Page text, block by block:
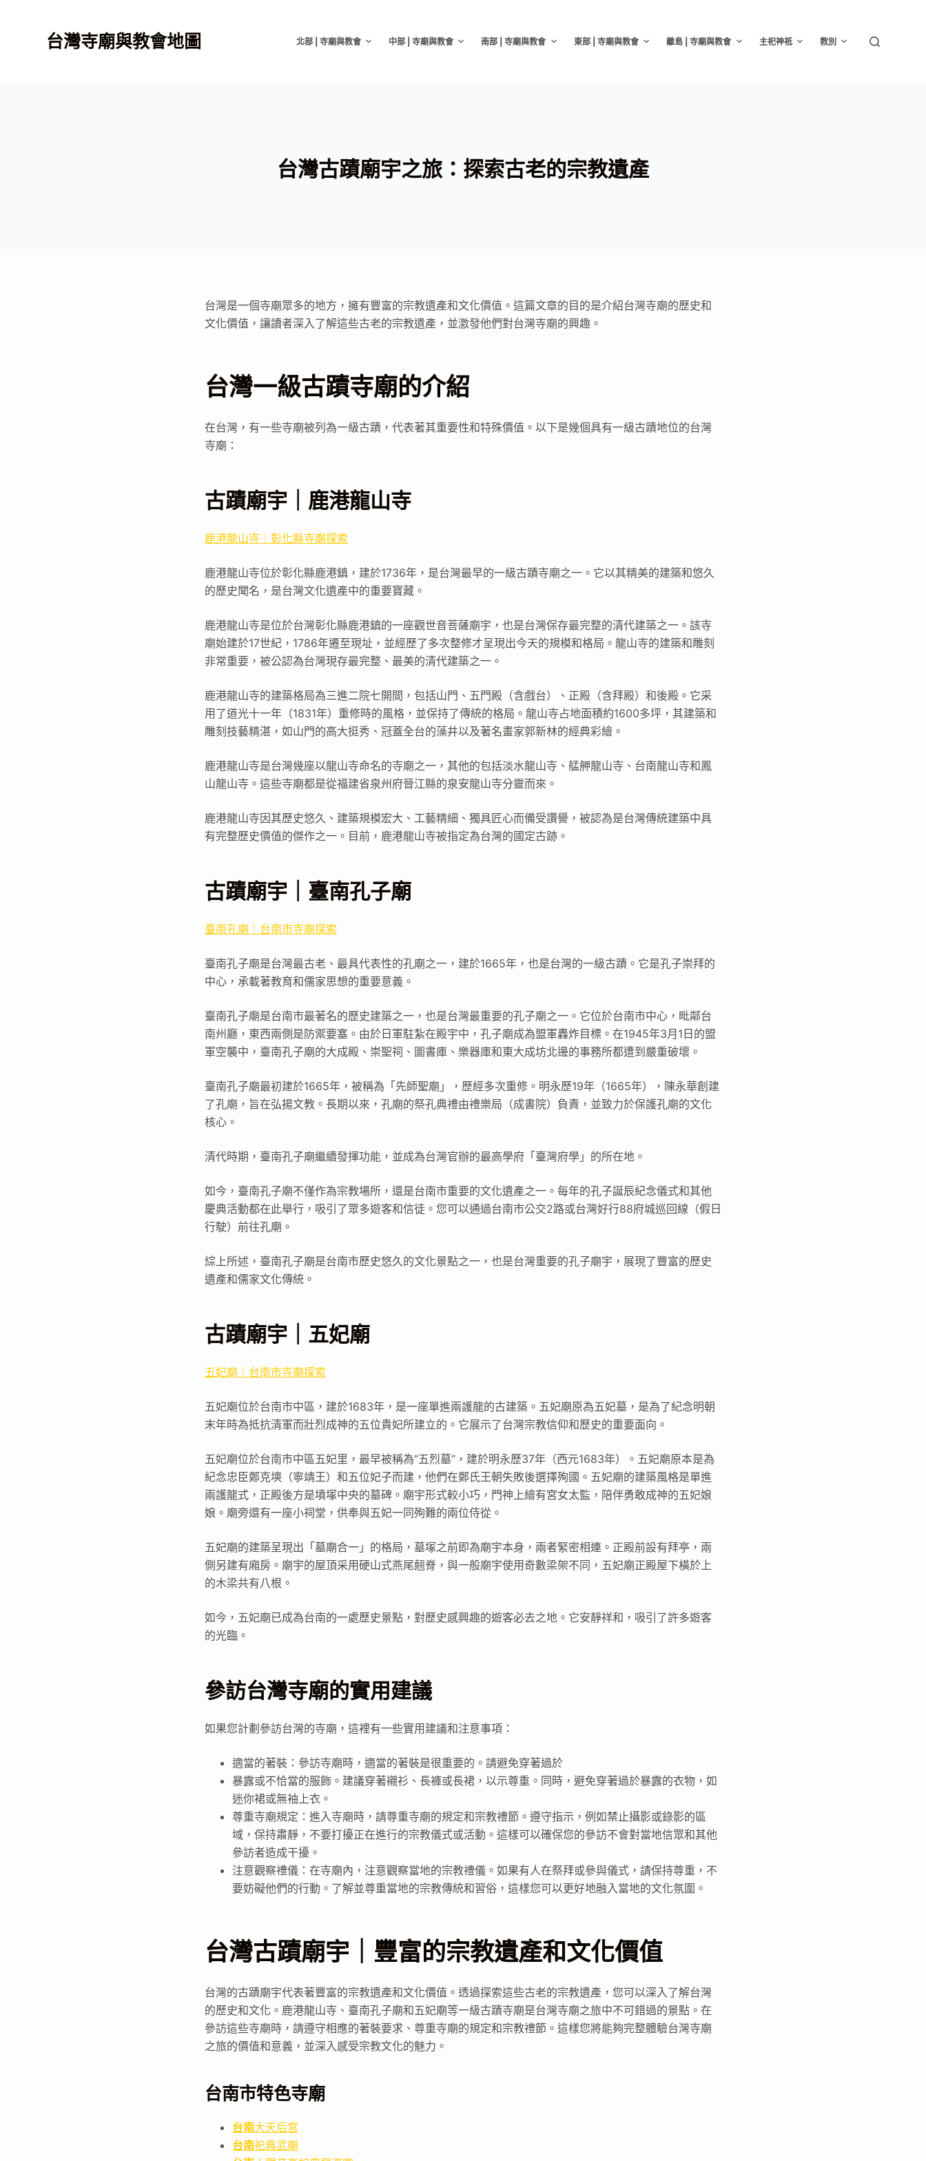
台灣寺廟與教會地圖 北部 | 寺廟與教會 中部 | 寺廟與教會 南部 | 寺廟與教會 東部 | 寺廟與教會 離島 | 寺廟與教會 主祀神祇 教別
台灣古蹟廟宇之旅：探索古老的宗教遺產
台灣是一個寺廟眾多的地方，擁有豐富的宗教遺產和文化價值。這篇文章的目的是介紹台灣寺廟的歷史和
文化價值，讓讀者深入了解這些古老的宗教遺產，並激發他們對台灣寺廟的興趣。
台灣一級古蹟寺廟的介紹
在台灣，有一些寺廟被列為一級古蹟，代表著其重要性和特殊價值。以下是幾個具有一級古蹟地位的台灣
寺廟：
古蹟廟宇｜鹿港龍山寺
鹿港龍山寺｜彰化縣寺廟探索
鹿港龍山寺位於彰化縣鹿港鎮，建於1736年，是台灣最早的一級古蹟寺廟之一。它以其精美的建築和悠久
的歷史聞名，是台灣文化遺產中的重要寶藏。
鹿港龍山寺是位於台灣彰化縣鹿港鎮的一座觀世音菩薩廟宇，也是台灣保存最完整的清代建築之一。該寺
廟始建於17世紀，1786年遷至現址，並經歷了多次整修才呈現出今天的規模和格局。龍山寺的建築和雕刻
非常重要，被公認為台灣現存最完整、最美的清代建築之一。
鹿港龍山寺的建築格局為三進二院七開間，包括山門、五門殿（含戲台）、正殿（含拜殿）和後殿。它采
用了道光十一年（1831年）重修時的風格，並保持了傳統的格局。龍山寺占地面積約1600多坪，其建築和
雕刻技藝精湛，如山門的高大挺秀、冠蓋全台的藻井以及著名畫家郭新林的經典彩繪。
鹿港龍山寺是台灣幾座以龍山寺命名的寺廟之一，其他的包括淡水龍山寺、艋舺龍山寺、台南龍山寺和鳳
山龍山寺。這些寺廟都是從福建省泉州府晉江縣的泉安龍山寺分靈而來。
鹿港龍山寺因其歷史悠久、建築規模宏大、工藝精細、獨具匠心而備受讚譽，被認為是台灣傳統建築中具
有完整歷史價值的傑作之一。目前，鹿港龍山寺被指定為台灣的國定古跡。
古蹟廟宇｜臺南孔子廟
臺南孔廟｜台南市寺廟探索
臺南孔子廟是台灣最古老、最具代表性的孔廟之一，建於1665年，也是台灣的一級古蹟。它是孔子崇拜的
中心，承載著教育和儒家思想的重要意義。
臺南孔子廟是台南市最著名的歷史建築之一，也是台灣最重要的孔子廟之一。它位於台南市中心，毗鄰台
南州廳，東西兩側是防禦要塞。由於日軍駐紮在殿宇中，孔子廟成為盟軍轟炸目標。在1945年3月1日的盟
軍空襲中，臺南孔子廟的大成殿、崇聖祠、圖書庫、樂器庫和東大成坊北邊的事務所都遭到嚴重破壞。
臺南孔子廟最初建於1665年，被稱為「先師聖廟」，歷經多次重修。明永歷19年（1665年），陳永華創建
了孔廟，旨在弘揚文教。長期以來，孔廟的祭孔典禮由禮樂局（成書院）負責，並致力於保護孔廟的文化
核心。
清代時期，臺南孔子廟繼續發揮功能，並成為台灣官辦的最高學府「臺灣府學」的所在地。
如今，臺南孔子廟不僅作為宗教場所，還是台南市重要的文化遺產之一。每年的孔子誕辰紀念儀式和其他
慶典活動都在此舉行，吸引了眾多遊客和信徒。您可以通過台南市公交2路或台灣好行88府城巡回線（假日
行駛）前往孔廟。
綜上所述，臺南孔子廟是台南市歷史悠久的文化景點之一，也是台灣重要的孔子廟宇，展現了豐富的歷史
遺產和儒家文化傳統。
古蹟廟宇｜五妃廟
五妃廟｜台南市寺廟探索
五妃廟位於台南市中區，建於1683年，是一座單進兩護龍的古建築。五妃廟原為五妃墓，是為了紀念明朝
末年時為抵抗清軍而壯烈成神的五位貴妃所建立的。它展示了台灣宗教信仰和歷史的重要面向。
五妃廟位於台南市中區五妃里，最早被稱為“五烈墓”，建於明永歷37年（西元1683年）。五妃廟原本是為
紀念忠臣鄭克塽（寧靖王）和五位妃子而建，他們在鄭氏王朝失敗後選擇殉國。五妃廟的建築風格是單進
兩護龍式，正殿後方是墳塚中央的墓碑。廟宇形式較小巧，門神上繪有宮女太監，陪伴勇敢成神的五妃娘
娘。廟旁還有一座小祠堂，供奉與五妃一同殉難的兩位侍從。
五妃廟的建築呈現出「墓廟合一」的格局，墓塚之前即為廟宇本身，兩者緊密相連。正殿前設有拜亭，兩
側另建有廂房。廟宇的屋頂采用硬山式燕尾翹脊，與一般廟宇使用奇數梁架不同，五妃廟正殿屋下橫於上
的木梁共有八根。
如今，五妃廟已成為台南的一處歷史景點，對歷史感興趣的遊客必去之地。它安靜祥和，吸引了許多遊客
的光臨。
參訪台灣寺廟的實用建議
如果您計劃參訪台灣的寺廟，這裡有一些實用建議和注意事項：
適當的著裝：參訪寺廟時，適當的著裝是很重要的。請避免穿著過於
暴露或不恰當的服飾。建議穿著襯衫、長褲或長裙，以示尊重。同時，避免穿著過於暴露的衣物，如
迷你裙或無袖上衣。
尊重寺廟規定：進入寺廟時，請尊重寺廟的規定和宗教禮節。遵守指示，例如禁止攝影或錄影的區
域，保持肅靜，不要打擾正在進行的宗教儀式或活動。這樣可以確保您的參訪不會對當地信眾和其他
參訪者造成干擾。
注意觀察禮儀：在寺廟內，注意觀察當地的宗教禮儀。如果有人在祭拜或參與儀式，請保持尊重，不
要妨礙他們的行動。了解並尊重當地的宗教傳統和習俗，這樣您可以更好地融入當地的文化氛圍。
台灣古蹟廟宇｜豐富的宗教遺產和文化價值
台灣的古蹟廟宇代表著豐富的宗教遺產和文化價值。透過探索這些古老的宗教遺產，您可以深入了解台灣
的歷史和文化。鹿港龍山寺、臺南孔子廟和五妃廟等一級古蹟寺廟是台灣寺廟之旅中不可錯過的景點。在
參訪這些寺廟時，請遵守相應的著裝要求、尊重寺廟的規定和宗教禮節。這樣您將能夠完整體驗台灣寺廟
之旅的價值和意義，並深入感受宗教文化的魅力。
台南市特色寺廟
台南大天后宮
台南祀典武廟